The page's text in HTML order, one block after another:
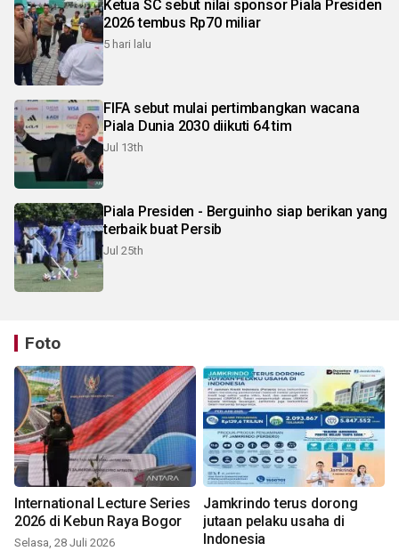
Ketua SC sebut nilai sponsor Piala Presiden
2026 tembus Rp70 miliar
5 hari lalu
FIFA sebut mulai pertimbangkan wacana
Piala Dunia 2030 diikuti 64 tim
Jul 13th
Piala Presiden - Berguinho siap berikan yang
terbaik buat Persib
Jul 25th
Foto
International Lecture Series
2026 di Kebun Raya Bogor
Selasa, 28 Juli 2026
Jamkrindo terus dorong
jutaan pelaku usaha di
Indonesia